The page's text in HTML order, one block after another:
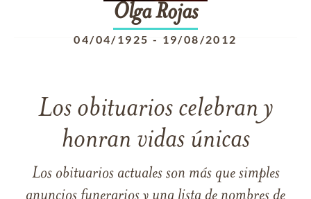
OlgaRojas
04/04/1925 - 19/08/2012
Los obituarios celebran y
honran vidas únicas
Los obituarios actuales son más que simples